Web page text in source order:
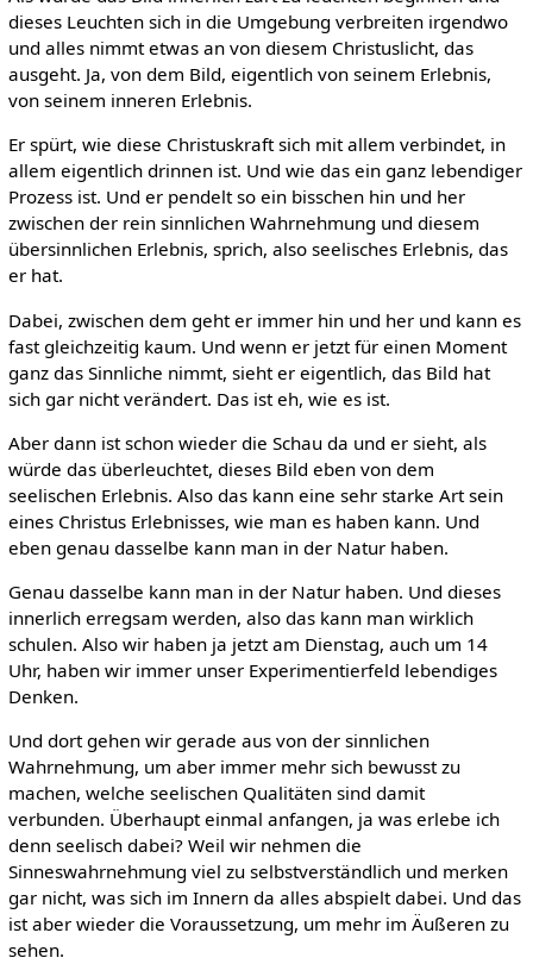
dieses Leuchten sich in die Umgebung verbreiten irgendwo
und alles nimmt etwas an von diesem Christuslicht, das
ausgeht. Ja, von dem Bild, eigentlich von seinem Erlebnis,
von seinem inneren Erlebnis.
Er spürt, wie diese Christuskraft sich mit allem verbindet, in
allem eigentlich drinnen ist. Und wie das ein ganz lebendiger
Prozess ist. Und er pendelt so ein bisschen hin und her
zwischen der rein sinnlichen Wahrnehmung und diesem
übersinnlichen Erlebnis, sprich, also seelisches Erlebnis, das
er hat.
Dabei, zwischen dem geht er immer hin und her und kann es
fast gleichzeitig kaum. Und wenn er jetzt für einen Moment
ganz das Sinnliche nimmt, sieht er eigentlich, das Bild hat
sich gar nicht verändert. Das ist eh, wie es ist.
Aber dann ist schon wieder die Schau da und er sieht, als
würde das überleuchtet, dieses Bild eben von dem
seelischen Erlebnis. Also das kann eine sehr starke Art sein
eines Christus Erlebnisses, wie man es haben kann. Und
eben genau dasselbe kann man in der Natur haben.
Genau dasselbe kann man in der Natur haben. Und dieses
innerlich erregsam werden, also das kann man wirklich
schulen. Also wir haben ja jetzt am Dienstag, auch um 14
Uhr, haben wir immer unser Experimentierfeld lebendiges
Denken.
Und dort gehen wir gerade aus von der sinnlichen
Wahrnehmung, um aber immer mehr sich bewusst zu
machen, welche seelischen Qualitäten sind damit
verbunden. Überhaupt einmal anfangen, ja was erlebe ich
denn seelisch dabei? Weil wir nehmen die
Sinneswahrnehmung viel zu selbstverständlich und merken
gar nicht, was sich im Innern da alles abspielt dabei. Und das
ist aber wieder die Voraussetzung, um mehr im Äußeren zu
sehen.